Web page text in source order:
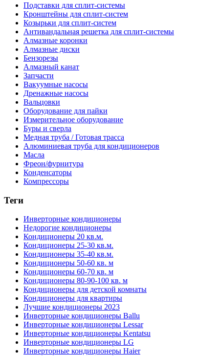
Подставки для сплит-системы
Кронштейны для сплит-систем
Козырьки для сплит-систем
Антивандальная решетка для сплит-системы
Алмазные коронки
Алмазные диски
Бензорезы
Алмазный канат
Запчасти
Вакуумные насосы
Дренажные насосы
Вальцовки
Оборудование для пайки
Измерительное оборудование
Буры и сверла
Медная труба / Готовая трасса
Алюминиевая труба для кондиционеров
Масла
Фреон/фурнитура
Конденсаторы
Компрессоры
Теги
Инверторные кондиционеры
Недорогие кондиционеры
Кондиционеры 20 кв.м.
Кондиционеры 25-30 кв.м.
Кондиционеры 35-40 кв.м.
Кондиционеры 50-60 кв. м
Кондиционеры 60-70 кв. м
Кондиционеры 80-90-100 кв. м
Кондиционеры для детской комнаты
Кондиционеры для квартиры
Лучшие кондиционеры 2023
Инверторные кондиционеры Ballu
Инверторные кондиционеры Lessar
Инверторные кондиционеры Kentatsu
Инверторные кондиционеры LG
Инверторные кондиционеры Haier